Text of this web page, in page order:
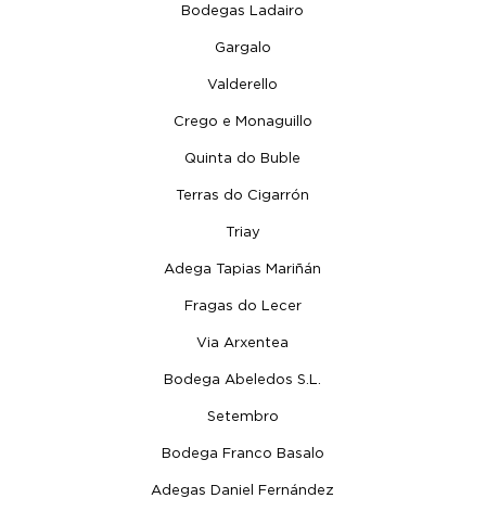
Bodegas Ladairo
Gargalo
Valderello
Crego e Monaguillo
Quinta do Buble
Terras do Cigarrón
Triay
Adega Tapias Mariñán
Fragas do Lecer
Via Arxentea
Bodega Abeledos S.L.
Setembro
Bodega Franco Basalo
Adegas Daniel Fernández